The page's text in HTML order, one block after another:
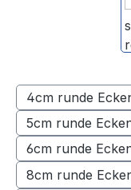
4cm runde
5cm runde
6cm runde
8cm runde